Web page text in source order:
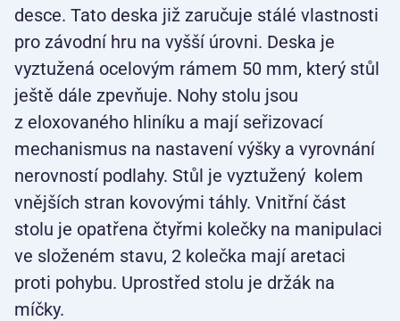
desce. Tato deska již zaručuje stálé vlastnosti
pro závodní hru na vyšší úrovni. Deska je
vyztužená ocelovým rámem 50 mm, který stůl
ještě dále zpevňuje. Nohy stolu jsou
z eloxovaného hliníku a mají seřizovací
mechanismus na nastavení výšky a vyrovnání
nerovností podlahy. Stůl je vyztužený kolem
vnějších stran kovovými táhly. Vnitřní část
stolu je opatřena čtyřmi kolečky na manipulaci
ve složeném stavu, 2 kolečka mají aretaci
proti pohybu. Uprostřed stolu je držák na
míčky.